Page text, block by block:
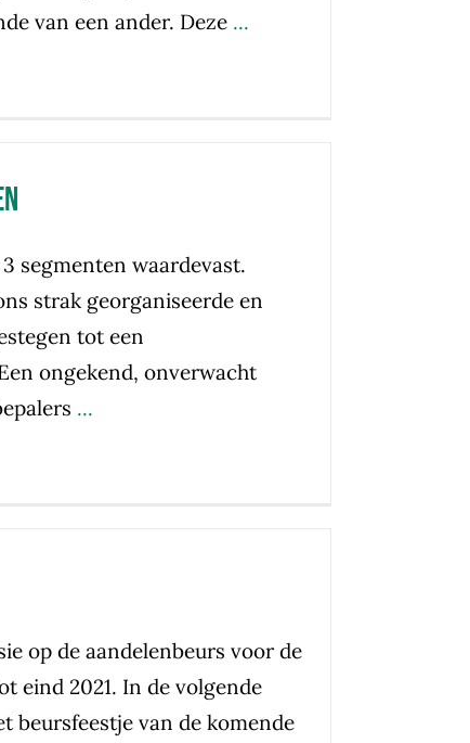
van een ander. Deze ...
segmenten waardevast.
strak georganiseerde en
tot een
ongekend, onverwacht
...
op de aandelenbeurs voor de
eind 2021. In de volgende
beursfeestje van de komende